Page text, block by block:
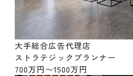
大手総合広告代理店
ストラテジックプランナー
700万円〜1500万円